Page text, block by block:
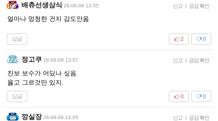
배츄선생삼식 26-06-09 13:55 신고 | 공감 확인
얼마나 멍청한 건지 감도안옴
답글 0
2
정고쿠 26-06-09 13:57 신고 | 공감 확인
진보 보수가 어딨나 싶음.
옳고 그르것만 있지.
답글 0
0
깡실장 26-06-09 14:05 신고 | 공감 확인